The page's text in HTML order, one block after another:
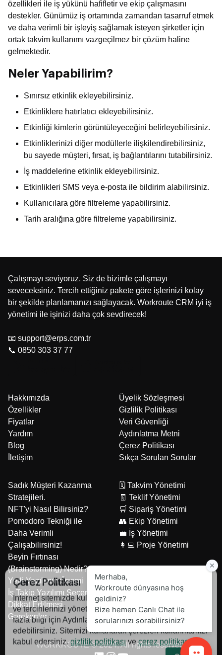
Çerez Politikası
İnternet sitemizde kullanılan çerezlerle ilgili bilgi almak
ve tercihlerinizi yönetmek için Çerez Politikası , daha
fazla bilgi için Aydınlatma Metnini sayfalarını ziyaret
edebilirsiniz. Sitemizi kullanarak çerezleri kullanmamızı
kabul edersiniz.gizlilik politikasıve çerez politikası.
özellikleri ile iş yükünü hafifletir ve ekip çalışmasını
destekler. Günümüz iş ortamında zamandan tasarruf etmek
ve daha verimli bir işleyiş sağlamak isteyen şirketler için
ortak takvim kullanımı vazgeçilmez bir çözüm haline
gelmektedir.
Neler Yapabilirim?
Sınırsız etkinlik ekleyebilirsiniz.
Etkinliklere hatırlatıcı ekleyebilirsiniz.
Etkinliği kimlerin görüntüleyeceğini belirleyebilirsiniz.
Etkinliklerinizi diğer modüllerle ilişkilendirebilirsiniz,
bu sayede müşteri, fırsat, iş bağlantılarını tutabilirsiniz.
İş maddelerine etkinlik ekleyebilirsiniz.
Etkinlikleri SMS veya e-posta ile bildirim alabilirsiniz.
Kullanıcılara göre filtreleme yapabilirsiniz.
Tarih aralığına göre filtreleme yapabilirsiniz.
Çalışmayı seviyoruz. Siz de bizimle çalışmayı
seveceksiniz. Tercih ettiğiniz pakete göre işlerinizi kolay
bir şekilde planlamanızı sağlayacak. Workroute CRM iyi iş
yönetimi ile işinizi daha çok sevdirecek!
📧 support@erps.com.tr
📞 0850 303 37 77
Hakkımızda
Özellikler
Fiyatlar
Yardım
Blog
İletişim
Üyelik Sözleşmesi
Gizlilik Politikası
Veri Güvenliği
Aydınlatma Metni
Çerez Politikası
Sıkça Sorulan Sorular
Sadık Müşteri Kazanma
Stratejileri.
NFT'yi Nasıl Bilirsiniz?
Pomodoro Tekniği ile
Daha Verimli
Çalışabilirsiniz!
Beyin Fırtınası
(Brainstorming) Nedir?
Yerli Yazılımın Önemi
İş Takip Yazılımı Seçerken
Dikkat Edilmesi
Gerekenler
🗓️ Takvim Yönetimi
🧾 Teklif Yönetimi
🛒 Sipariş Yönetimi
👥 Ekip Yönetimi
💼 İş Yönetimi
👩‍💻 Proje Yönetimi
WORKROUTE © 2024, All rights reserved.